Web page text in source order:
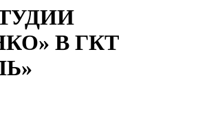
В ГКТ